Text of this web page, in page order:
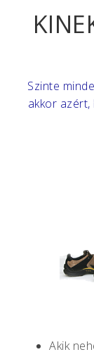
Szinte
akkor azért,
Akik